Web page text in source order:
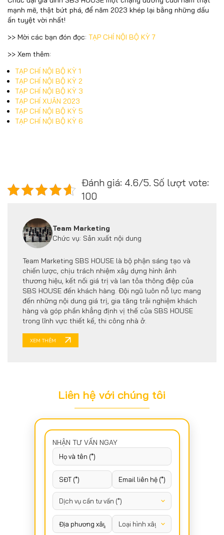
mạnh mẽ, thật bứt phá, để năm 2023 khép lại bằng những dấu
ấn tuyệt vời nhất!
>> Mời các bạn đón đọc: TẠP CHÍ NỘI BỘ KỲ 7
>> Xem thêm:
TẠP CHÍ NỘI BỘ KỲ 1
TẠP CHÍ NỘI BỘ KỲ 2
TẠP CHÍ NỘI BỘ KỲ 3
TẠP CHÍ XUÂN 2023
TẠP CHÍ NỘI BỘ KỲ 5
TẠP CHÍ NỘI BỘ KỲ 6
Đánh giá: 4.6/5. Số lượt vote:
100
Team Marketing
Chức vụ: Sản xuất nội dung
Team Marketing SBS HOUSE là bộ phận sáng tạo và
chiến lược, chịu trách nhiệm xây dựng hình ảnh
thương hiệu, kết nối giá trị và lan tỏa thông điệp của
SBS HOUSE đến khách hàng. Đội ngũ luôn nỗ lực mang
đến những nội dung giá trị, gia tăng trải nghiệm khách
hàng và góp phần khẳng định vị thế của SBS HOUSE
trong lĩnh vực thiết kế, thi công nhà ở.
XEM THÊM
Liên hệ với chúng tôi
NHẬN TƯ VẤN NGAY